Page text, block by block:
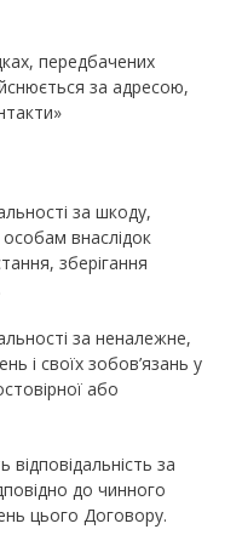
передбачених
за адресою,
за шкоду,
внаслідок
зберігання
за неналежне,
і своїх зобов’язань у
або
за
до чинного
цього Договору.